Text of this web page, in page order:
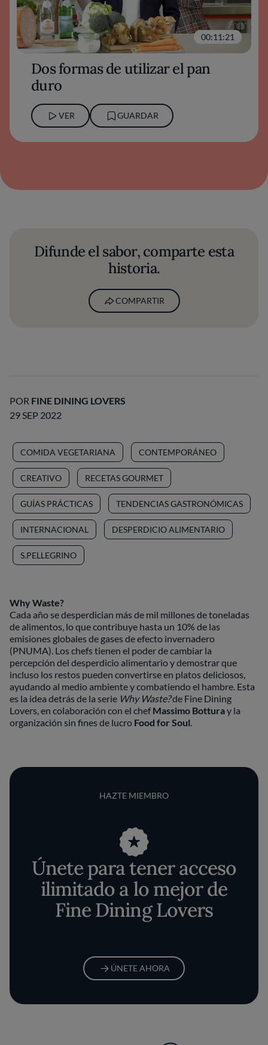
00:11:21
Dos formas de utilizar el pan
duro
VER GUARDAR
Difunde el sabor, comparte esta
historia.
COMPARTIR
POR FINE DINING LOVERS
29 SEP 2022
COMIDA VEGETARIANA CONTEMPORÁNEO
CREATIVO RECETAS GOURMET
GUÍAS PRÁCTICAS TENDENCIAS GASTRONÓMICAS
INTERNACIONAL DESPERDICIO ALIMENTARIO
S.PELLEGRINO
Why Waste?
Cada año se desperdician más de mil millones de toneladas
de alimentos, lo que contribuye hasta un 10% de las
emisiones globales de gases de efecto invernadero
(PNUMA). Los chefs tienen el poder de cambiar la
percepción del desperdicio alimentario y demostrar que
incluso los restos pueden convertirse en platos deliciosos,
ayudando al medio ambiente y combatiendo el hambre. Esta
es la idea detrás de la serie Why Waste?de Fine Dining
Lovers, en colaboración con el chefMassimo Botturay la
organización sin fines de lucro Food for Soul
HAZTE MIEMBRO
Únete para tener acceso
ilimitado a lo mejor de
Fine Dining Lovers
ÚNETE AHORA